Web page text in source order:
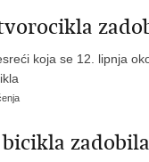
koja se 12. lipnja
bicikla